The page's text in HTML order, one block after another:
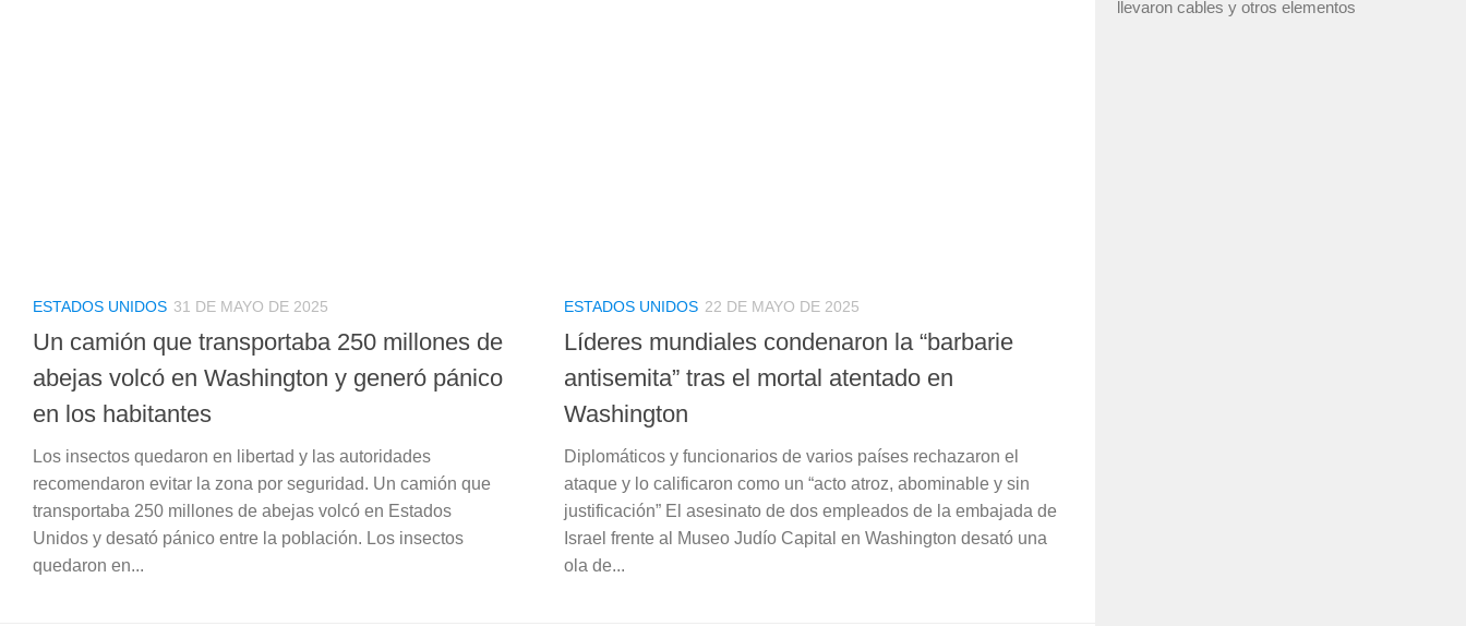
ESTADOS UNIDOS 31 DE MAYO DE 2025
Un camión que transportaba 250 millones de
abejas volcó en Washington y generó pánico
en los habitantes
Los insectos quedaron en libertad y las autoridades
recomendaron evitar la zona por seguridad. Un camión que
transportaba 250 millones de abejas volcó en Estados
Unidos y desató pánico entre la población. Los insectos
quedaron en...
ESTADOS UNIDOS 22 DE MAYO DE 2025
Líderes mundiales condenaron la “barbarie
antisemita” tras el mortal atentado en
Washington
Diplomáticos y funcionarios de varios países rechazaron el
ataque y lo calificaron como un “acto atroz, abominable y sin
justificación” El asesinato de dos empleados de la embajada de
Israel frente al Museo Judío Capital en Washington desató una
ola de...
llevaron cables y otros elementos